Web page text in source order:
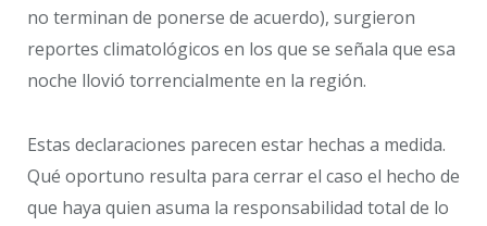
no terminan de ponerse de acuerdo), surgieron
reportes climatológicos en los que se señala que esa
noche llovió torrencialmente en la región.
Estas declaraciones parecen estar hechas a medida.
Qué oportuno resulta para cerrar el caso el hecho de
que haya quien asuma la responsabilidad total de lo